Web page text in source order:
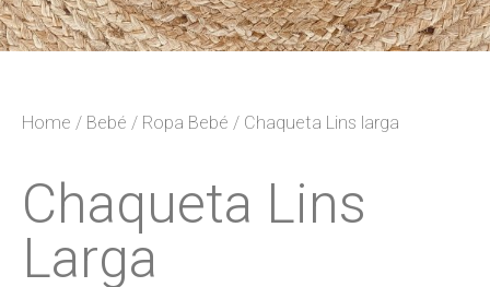
Home / Bebé / Ropa Bebé / Chaqueta Lins larga
Chaqueta Lins
Larga